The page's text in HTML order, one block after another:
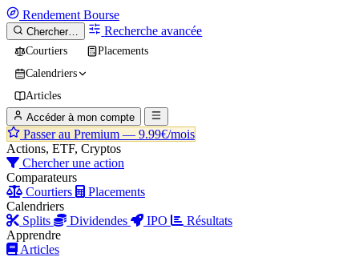
Rendement Bourse
Chercher… Recherche avancée
Courtiers
Placements
Calendriers
Articles
Accéder à mon compte
Passer au Premium — 9.99€/mois
Actions, ETF, Cryptos
Chercher une action
Comparateurs
Courtiers
Placements
Calendriers
Splits
Dividendes IPO
Résultats
Apprendre
Articles